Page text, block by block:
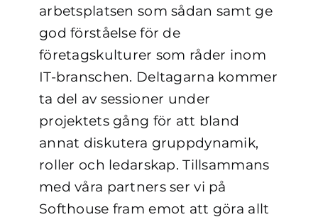
arbetsplatsen som sådan samt ge
god förståelse för de
företagskulturer som råder inom
IT-branschen. Deltagarna kommer
ta del av sessioner under
projektets gång för att bland
annat diskutera gruppdynamik,
roller och ledarskap. Tillsammans
med våra partners ser vi på
Softhouse fram emot att göra allt